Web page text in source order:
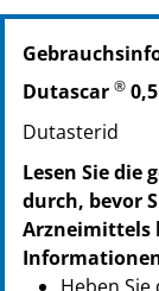
PZN: 15262183
PPN:
PZN: 13233579
PZN: 13233585
PPN:
PZN: 13233591
PPN:
Dutascar ®
Dutasterid
Lesen Sie die
durch, bevor
Arzneimittels